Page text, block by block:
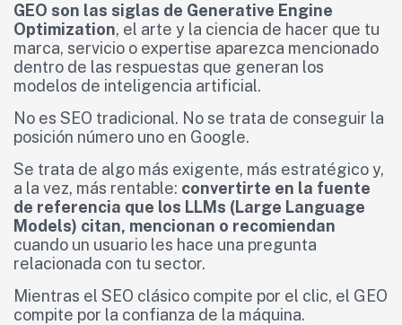
GEO son las siglas de Generative Engine
Optimization, el arte y la ciencia de hacer que tu
marca, servicio o expertise aparezca mencionado
dentro de las respuestas que generan los
modelos de inteligencia artificial.
No es SEO tradicional. No se trata de conseguir la
posición número uno en Google.
Se trata de algo más exigente, más estratégico y,
a la vez, más rentable: convertirte en la fuente
de referencia que los LLMs (Large Language
Models) citan, mencionan o recomiendan
cuando un usuario les hace una pregunta
relacionada con tu sector.
Mientras el SEO clásico compite por el clic, el GEO
compite por la confianza de la máquina.